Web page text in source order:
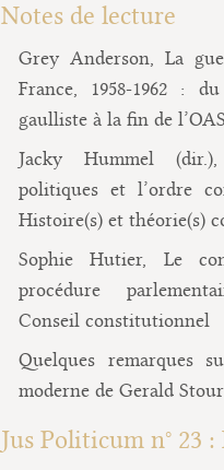
Notes de lecture
Grey Anderson, La
France, 1958-1962 :
gaulliste à la fin de l’OAS
Jacky Hummel
politiques et l’ordre
Histoire(s) et théorie(s)
Sophie Hutier, Le
procédure
Conseil constitutionnel
Quelques remarques
moderne de Gerald
Jus Politicum n° 23 :